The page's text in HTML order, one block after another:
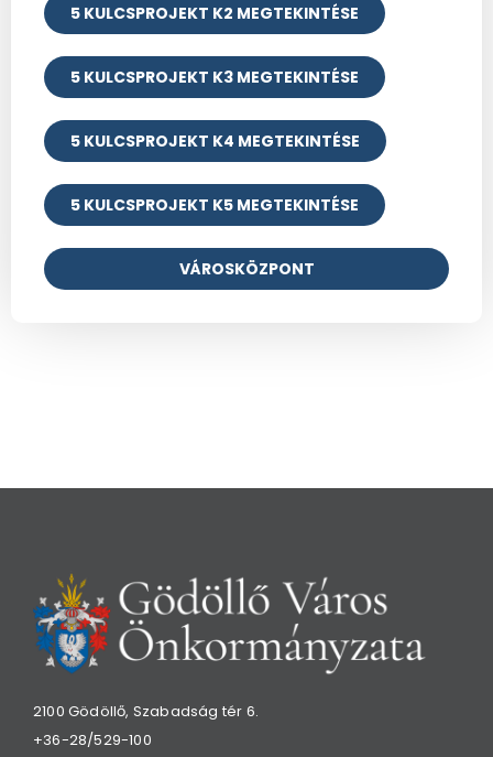
5 KULCSPROJEKT K2 MEGTEKINTÉSE
5 KULCSPROJEKT K3 MEGTEKINTÉSE
5 KULCSPROJEKT K4 MEGTEKINTÉSE
5 KULCSPROJEKT K5 MEGTEKINTÉSE
VÁROSKÖZPONT
2100 Gödöllő, Szabadság tér 6.
+36-28/529-100